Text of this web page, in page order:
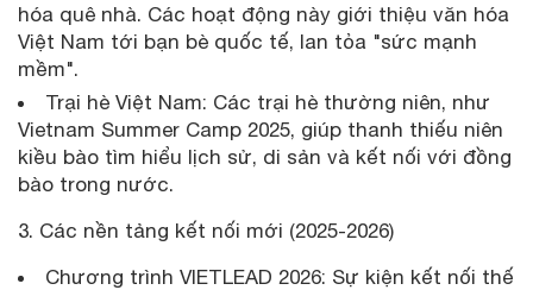
hóa quê nhà. Các hoạt động này giới thiệu văn hóa
Việt Nam tới bạn bè quốc tế, lan tỏa "sức mạnh
mềm".
Trại hè Việt Nam: Các trại hè thường niên, như
Vietnam Summer Camp 2025, giúp thanh thiếu niên
kiều bào tìm hiểu lịch sử, di sản và kết nối với đồng
bào trong nước.
3. Các nền tảng kết nối mới (2025-2026)
Chương trình VIETLEAD 2026: Sự kiện kết nối thế